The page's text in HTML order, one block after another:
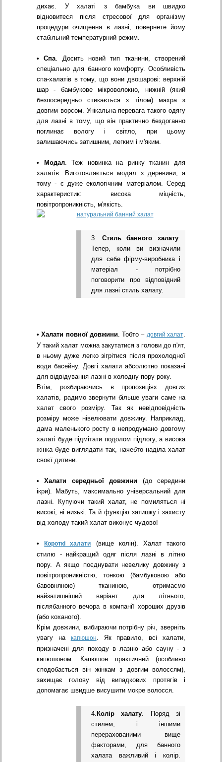
дихає. У халаті з бамбука ви швидко
відновитеся після стресової для організму
процедури очищення в лазні, повернете йому
стабільний температурний режим.
•Спа. Досить новий тип тканини, створений
спеціально для банного комфорту. Особливість
спа-халатів в тому, що вони двошарові: верхній
шар - бамбукове мікроволокно, нижній (який
безпосередньо стикається з тілом) махра з
довгим ворсом. Унікальна перевага такого одягу
для лазні в тому, що він практично бездоганно
поглинає вологу і світло, при цьому
залишаючись затишним, легким і м'яким.
• Модал. Теж новинка на ринку тканин для
халатів. Виготовляється модал з деревини, а
тому - є дуже екологічним матеріалом. Серед
характеристик: висока міцність,
повітропроникність, м'якість.
3. Стиль банного халату.
Тепер, коли ви визначили
для себе фірму-виробника і
матеріал - потрібно
поговорити про відповідний
для лазні стиль халату.
•Халати повної довжини. Тобто – довгий халат.
У такий халат можна закутатися з голови до п'ят,
в ньому дуже легко зігрітися після прохолодної
води басейну. Довгі халати абсолютно показані
для відвідування лазні в холодну пору року.
Втім, розбираючись в пропозиціях довгих
халатів, радимо звернути більше уваги саме на
халат свого розміру. Так як невідповідність
розміру може нівелювати довжину. Наприклад,
дама маленького росту в непродумано довгому
халаті буде підмітати подолом підлогу, а висока
жінка буде виглядати так, начебто наділа халат
своєї дитини.
•Халати середньої довжини (до середини
ікри). Мабуть, максимально універсальний для
лазні. Купуючи такий халат, не помиляться ні
високі, ні низькі. Та й функцію затишку і захисту
від холоду такий халат виконує чудово!
•Короткі халати (вище колін). Халат такого
стилю - найкращий одяг після лазні в літню
пору. А якщо поєднувати невелику довжину з
повітропроникністю, тонкою (бамбуковою або
бавовняною) тканиною, отримаємо
найзатишніший варіант для літнього,
післябанного вечора в компанії хороших друзів
(або коханого).
Крім довжини, вибираючи потрібну річ, зверніть
увагу на капюшон. Як правило, всі халати,
призначені для походу в лазню або сауну - з
капюшоном. Капюшон практичний (особливо
сподобається він жінкам з довгим волоссям),
захищає голову від випадкових протягів і
допомагає швидше висушити мокре волосся.
4. Колір халату. Поряд зі
стилем, і іншими
перерахованими вище
факторами, для банного
халата важливий і колір.